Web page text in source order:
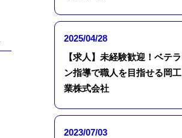
2025/04/28
【求人】未経験歓迎！ベテラ
ン指導で職人を目指せる岡工
業株式会社
2023/07/03